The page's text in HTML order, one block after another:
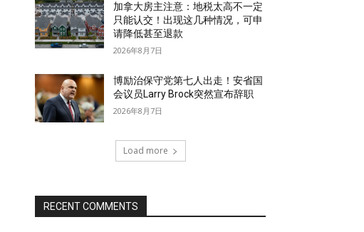
加拿大房主注意：地税太高不一定
只能认交！出现这几种情况，可申
请降低甚至退款
2026年8月7日
博励治保守党第七人出走！安省国
会议员Larry Brock突然宣布辞职
2026年8月7日
Load more
RECENT COMMENTS